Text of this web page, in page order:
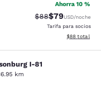
Ahorra 10 %
Precio tachado:
$88Precio con
$79USD/noche
Tarifa para socios
Ver detalles
$88 total
I-81
I-81
km
Excelente. 1747 reseñas